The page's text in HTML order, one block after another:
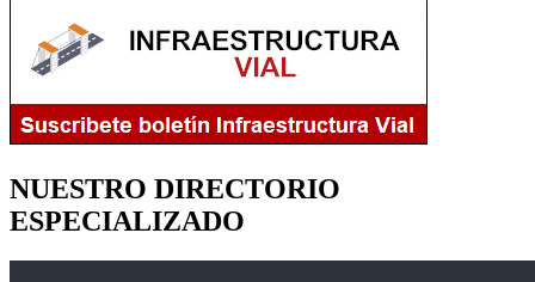
NUESTRO DIRECTORIO
ESPECIALIZADO